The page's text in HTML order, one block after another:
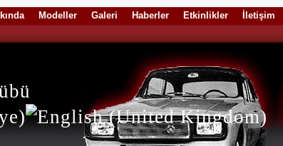
Modeller Galeri Haberler Etkinlikler İletişim